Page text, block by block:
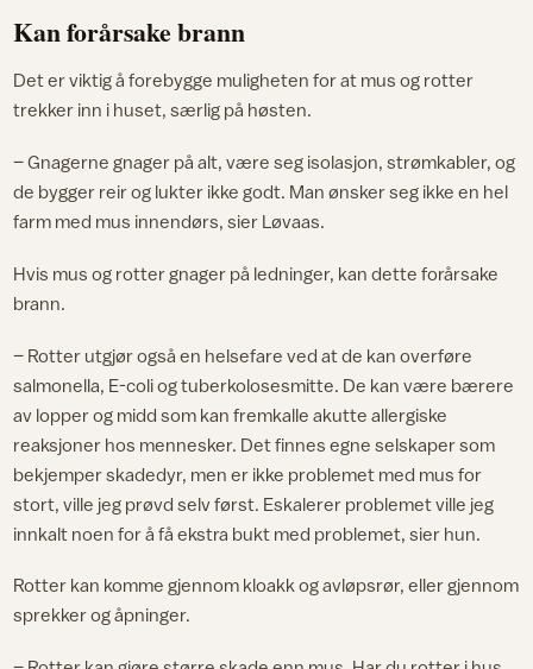
Kan forårsake brann
Det er viktig å forebygge muligheten for at mus og rotter
trekker inn i huset, særlig på høsten.
– Gnagerne gnager på alt, være seg isolasjon, strømkabler, og
de bygger reir og lukter ikke godt. Man ønsker seg ikke en hel
farm med mus innendørs, sier Løvaas.
Hvis mus og rotter gnager på ledninger, kan dette forårsake
brann.
– Rotter utgjør også en helsefare ved at de kan overføre
salmonella, E-coli og tuberkolosesmitte. De kan være bærere
av lopper og midd som kan fremkalle akutte allergiske
reaksjoner hos mennesker. Det finnes egne selskaper som
bekjemper skadedyr, men er ikke problemet med mus for
stort, ville jeg prøvd selv først. Eskalerer problemet ville jeg
innkalt noen for å få ekstra bukt med problemet, sier hun.
Rotter kan komme gjennom kloakk og avløpsrør, eller gjennom
sprekker og åpninger.